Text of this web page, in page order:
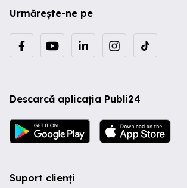
Urmărește-ne pe
Descarcă aplicația Publi24
Suport clienți